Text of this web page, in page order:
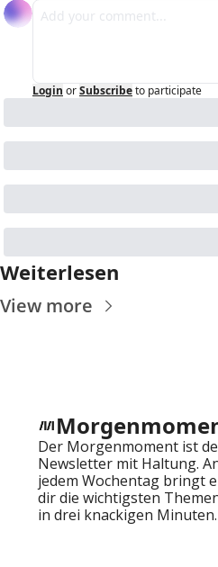
Login orSubscribeto participate
Weiterlesen
View more
Der Morgenmoment ist
Newsletter mit Haltung.
jedem Wochentag bringt
dir die wichtigsten
in drei knackigen Minuten.